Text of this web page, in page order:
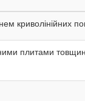
криволінійних
плитами